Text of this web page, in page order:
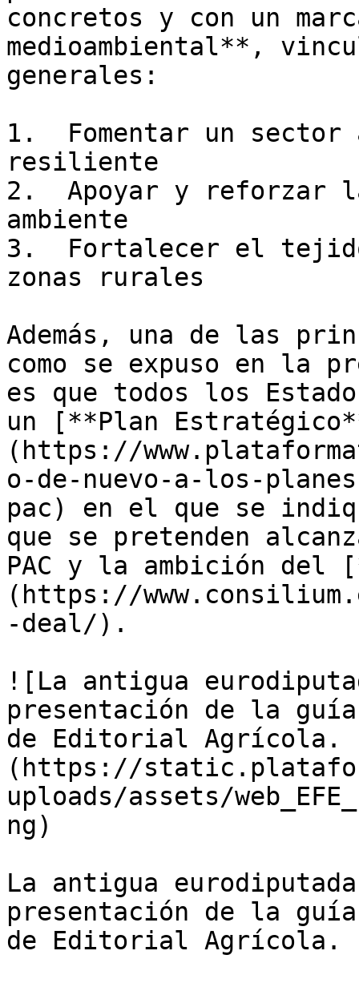
concretos y con un
medioambiental**,
generales:
1.  Fomentar un
resiliente
2.  Apoyar y reforzar
ambiente
3.  Fortalecer el tejido
zonas rurales
Además, una de las
como se expuso en la
es que todos los
un [**Plan
(https://
o-de-nuevo-a-los-
pac) en el que se
que se pretenden
PAC y la ambición del
(https://
-deal/).
![La antigua
presentación de la
de Editorial Agrícola.
(https://
uploads/assets/
ng)
La antigua
presentación de la
de Editorial Agrícola.